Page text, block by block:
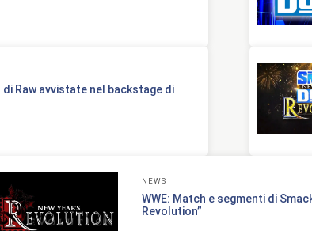
di Raw avvistate nel backstage di
NEWS
WWE: Match e segmenti di
Revolution”